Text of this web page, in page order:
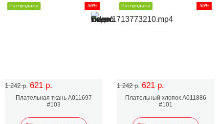
1 242 р. 621 р.
-50%
Распродажа
Плательная ткань A011697
#103
1 242 р. 621 р.
-50%
Распродажа
Плательный хлопок А011886
#101